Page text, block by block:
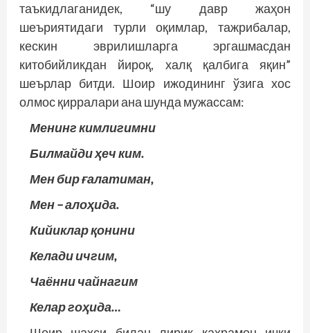
таъкид­лаганидек, “шу давр жаҳон
шеъриятидаги турли оқимлар, тажрибалар,
кескин эврилишларга эргашмасдан
китобийликдан йироқ, халқ қалбига яқин”
шеърлар битди. Шоир ижодининг ўзига хос
олмос қирралари ана шунда мужассам:
Менинг кимлигимни
Билмайди ҳеч ким.
Мен бир ғалатиман,
Мен – алоҳида.
Кийиклар қонини
Келади ичгим,
Чаённи чайнагим
Келар гоҳида…